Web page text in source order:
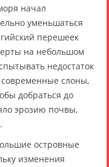
начал
уменьшаться
перешеек
на небольшом
недостаток
слоны,
добраться до
эрозию почвы,
островные
изменения